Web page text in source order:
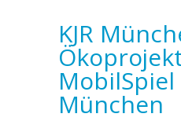
KJR
MobilSpiel
München